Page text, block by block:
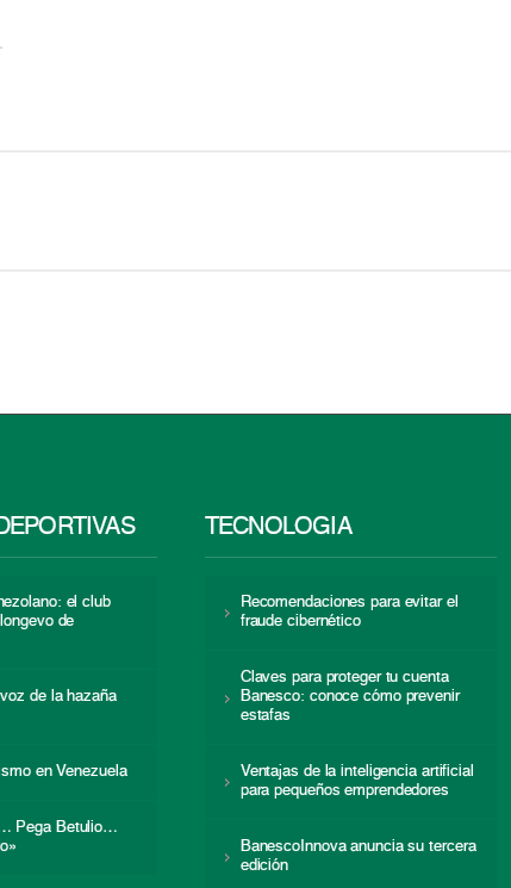
el club
de
de la hazaña
en Venezuela
Pega Betulio…
TECNOLOGÍA
Recomendaciones para evitar el
fraude cibernético
Claves para proteger tu cuenta
Banesco: conoce cómo prevenir
estafas
Ventajas de la inteligencia artificial
para pequeños emprendedores
BanescoInnova anuncia su tercera
edición